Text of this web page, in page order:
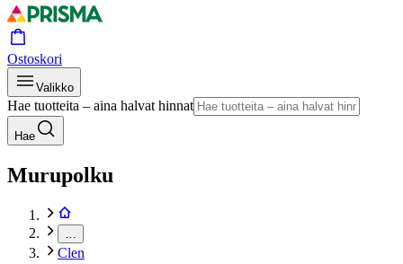
Ostoskori
Valikko
Hae tuotteita – aina halvat hinnat
Hae
Murupolku
Clen